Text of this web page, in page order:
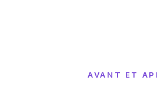
AVANT ET